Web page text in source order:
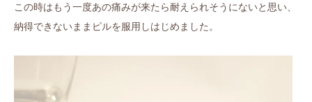
この時はもう一度あの痛みが来たら耐えられそうにないと思い、
納得できないままピルを服用しはじめました。